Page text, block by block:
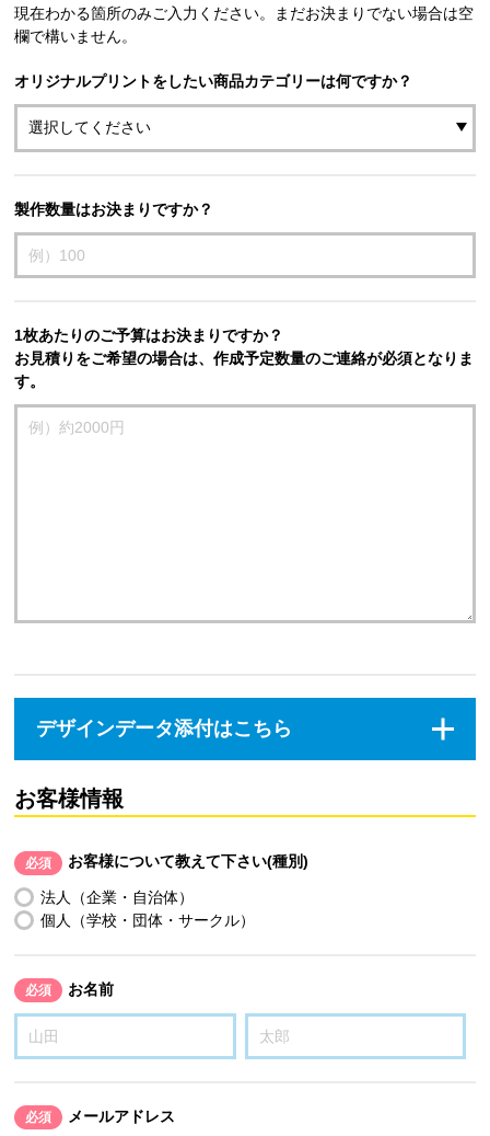
現在わかる箇所のみご入力ください。まだお決まりでない場合は空
欄で構いません。
オリジナルプリントをしたい商品カテゴリーは何ですか？
製作数量はお決まりですか？
1枚あたりのご予算はお決まりですか？
お見積りをご希望の場合は、作成予定数量のご連絡が必須となりま
す。
デザインデータ添付はこちら
お客様情報
必須 お客様について教えて下さい(種別)
法人（企業・自治体）
個人（学校・団体・サークル）
必須 お名前
必須 メールアドレス